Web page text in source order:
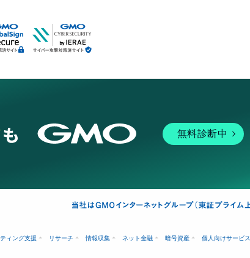
無料診断中
ィング支援 リサーチ 情報収集 ネット金融 暗号資産 個人向けサービス